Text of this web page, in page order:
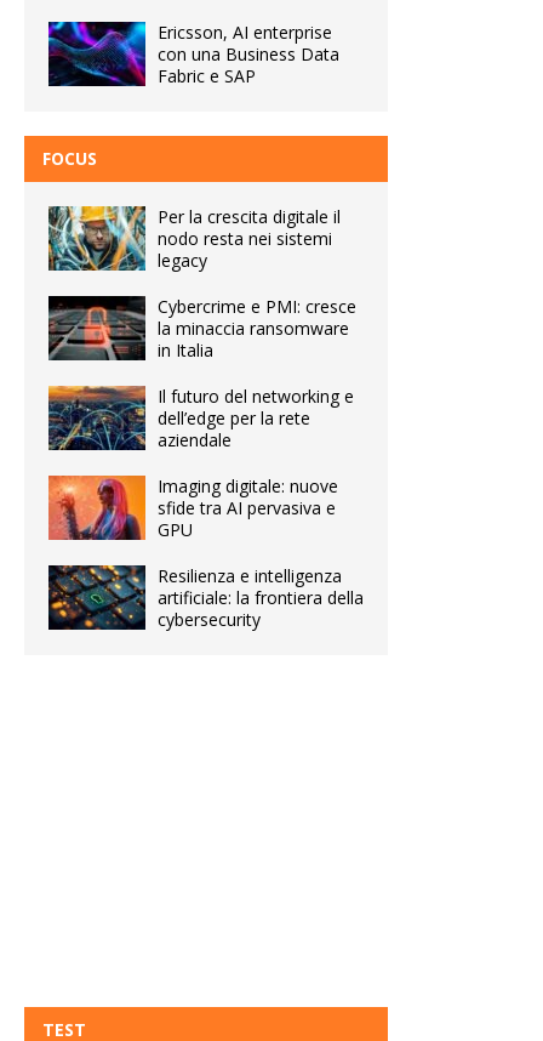
Ericsson, AI enterprise
con una Business Data
Fabric e SAP
FOCUS
Per la crescita digitale il
nodo resta nei sistemi
legacy
Cybercrime e PMI: cresce
la minaccia ransomware
in Italia
Il futuro del networking e
dell’edge per la rete
aziendale
Imaging digitale: nuove
sfide tra AI pervasiva e
GPU
Resilienza e intelligenza
artificiale: la frontiera della
cybersecurity
TEST